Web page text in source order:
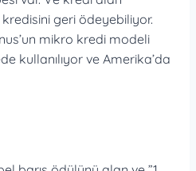
kredisini geri ödeyebiliyor.
mikro kredi modeli
kullanılıyor ve Amerika’da